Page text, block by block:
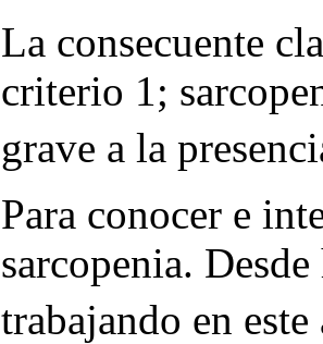
La consecuente
criterio 1;
grave a la
Para conocer e
sarcopenia.
trabajando en este